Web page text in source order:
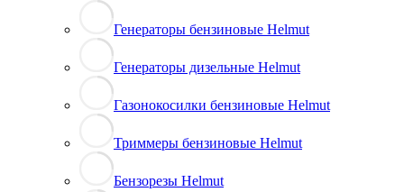
Генераторы бензиновые Helmut
Генераторы дизельные Helmut
Газонокосилки бензиновые Helmut
Триммеры бензиновые Helmut
Бензорезы Helmut